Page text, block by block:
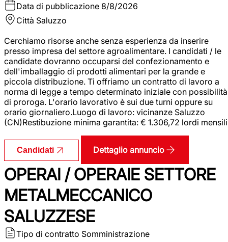
Data di pubblicazione 8/8/2026
Città Saluzzo
Cerchiamo risorse anche senza esperienza da inserire
presso impresa del settore agroalimentare. I candidati / le
candidate dovranno occuparsi del confezionamento e
dell'imballaggio di prodotti alimentari per la grande e
piccola distribuzione. Ti offriamo un contratto di lavoro a
norma di legge a tempo determinato iniziale con possibilità
di proroga. L'orario lavorativo è sui due turni oppure su
orario giornaliero.Luogo di lavoro: vicinanze Saluzzo
(CN)Restibuzione minima garantita: € 1.306,72 lordi mensili
Candidati Dettaglio annuncio
OPERAI / OPERAIE SETTORE
METALMECCANICO
SALUZZESE
Tipo di contratto Somministrazione